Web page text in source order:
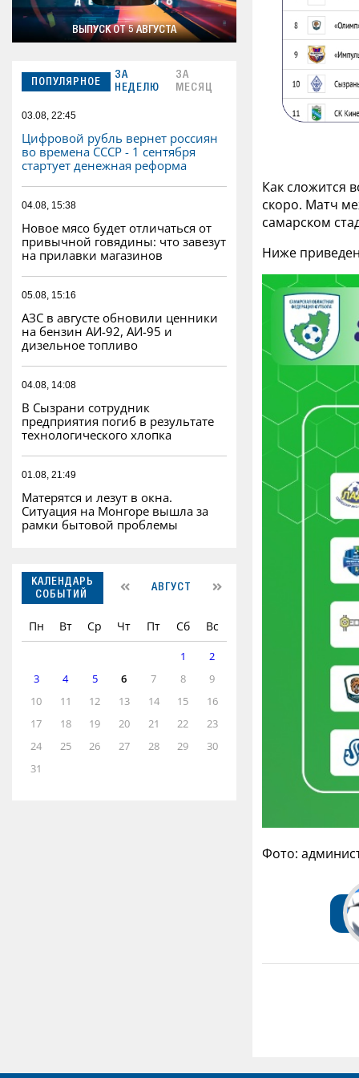
ВЫПУСК ОТ 5 АВГУСТА
ПОПУЛЯРНОЕ
ЗА
НЕДЕЛЮ
ЗА
МЕСЯЦ
03.08, 22:45
Цифровой рубль вернет россиян
во времена СССР - 1 сентября
стартует денежная реформа
04.08, 15:38
Новое мясо будет отличаться от
привычной говядины: что завезут
на прилавки магазинов
05.08, 15:16
АЗС в августе обновили ценники
на бензин АИ-92, АИ-95 и
дизельное топливо
04.08, 14:08
В Сызрани сотрудник
предприятия погиб в результате
технологического хлопка
01.08, 21:49
Матерятся и лезут в окна.
Ситуация на Монгоре вышла за
рамки бытовой проблемы
КАЛЕНДАРЬ
СОБЫТИЙ
АВГУСТ
Пн Вт Ср Чт Пт Сб Вс
1
2
3
4 5 6 7 8
9
10
11 12 13 14 15
16
17
18 19 20 21 22
23
24
25 26 27 28 29
30
31
Как сложится
скоро. Матч
самарском
Ниже
Фото: